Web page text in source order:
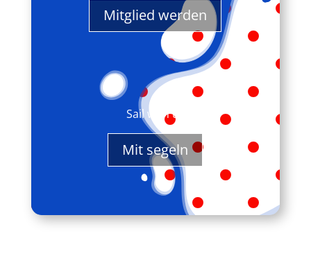
Mitglied werden
Sail with us
Mit segeln